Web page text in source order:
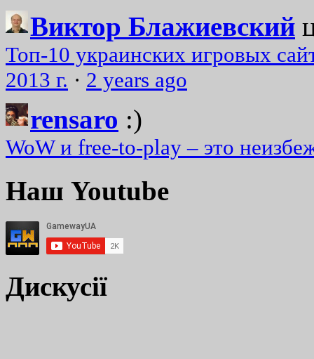
Виктор Блажиевский
Топ-10 украинских игровых
2013 г. · 2 years ago
rensaro :)
WoW и free-to-play – это
Наш Youtube
Дискусії